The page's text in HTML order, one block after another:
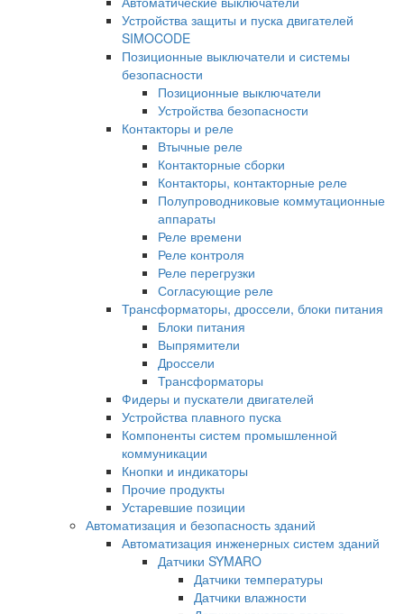
Устройства защиты и пуска двигателей
SIMOCODE
Позиционные выключатели и системы
безопасности
Позиционные выключатели
Устройства безопасности
Контакторы и реле
Втычные реле
Контакторные сборки
Контакторы, контакторные реле
Полупроводниковые коммутационные
аппараты
Реле времени
Реле контроля
Реле перегрузки
Согласующие реле
Трансформаторы, дроссели, блоки питания
Блоки питания
Выпрямители
Дроссели
Трансформаторы
Фидеры и пускатели двигателей
Устройства плавного пуска
Компоненты систем промышленной
коммуникации
Кнопки и индикаторы
Прочие продукты
Устаревшие позиции
Автоматизация и безопасность зданий
Автоматизация инженерных систем зданий
Датчики SYMARO
Датчики температуры
Датчики влажности